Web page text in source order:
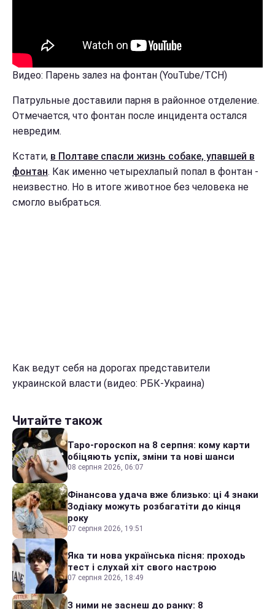
Видео: Парень залез на фонтан (YouTube/ТСН)
Патрульные доставили парня в районное отделение.
Отмечается, что фонтан после инцидента остался
невредим.
Кстати, в Полтаве спасли жизнь собаке, упавшей в
фонтан. Как именно четырехлапый попал в фонтан -
неизвестно. Но в итоге животное без человека не
смогло выбраться.
Как ведут себя на дорогах представители
украинской власти (видео: РБК-Украина)
Читайте також
Таро-гороскоп на 8 серпня: кому карти
обіцяють успіх, зміни та нові шанси
08 серпня 2026, 06:07
Фінансова удача вже близько: ці 4 знаки
Зодіаку можуть розбагатіти до кінця
року
07 серпня 2026, 19:51
Яка ти нова українська пісня: проходь
тест і слухай хіт свого настрою
07 серпня 2026, 18:49
З ними не заснеш до ранку: 8